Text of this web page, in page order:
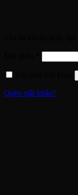
buộc
Quên mật khẩu?